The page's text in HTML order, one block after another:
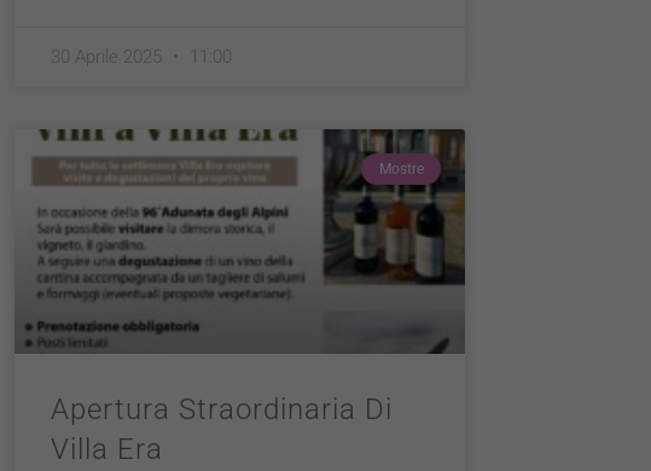
30 Aprile 2025 11:00
Mostre
Apertura Straordinaria Di
Villa Era